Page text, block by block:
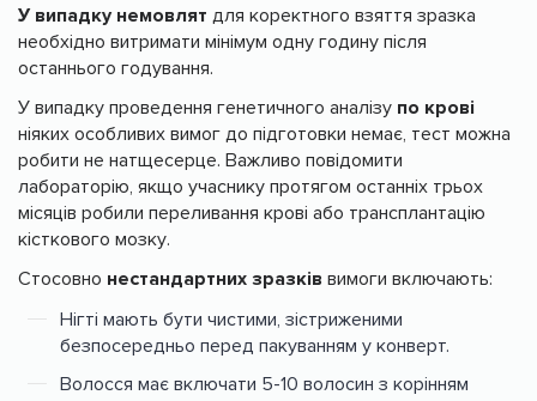
У випадку немовлят для коректного взяття зразка
необхідно витримати мінімум одну годину після
останнього годування.
У випадку проведення генетичного аналізу по крові
ніяких особливих вимог до підготовки немає, тест можна
робити не натщесерце. Важливо повідомити
лабораторію, якщо учаснику протягом останніх трьох
місяців робили переливання крові або трансплантацію
кісткового мозку.
Стосовно нестандартних зразків вимоги включають:
Нігті мають бути чистими, зістриженими
безпосередньо перед пакуванням у конверт.
Волосся має включати 5-10 волосин з корінням